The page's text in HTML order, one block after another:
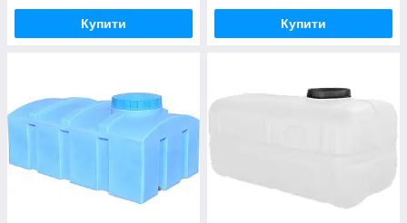
Купити Купити